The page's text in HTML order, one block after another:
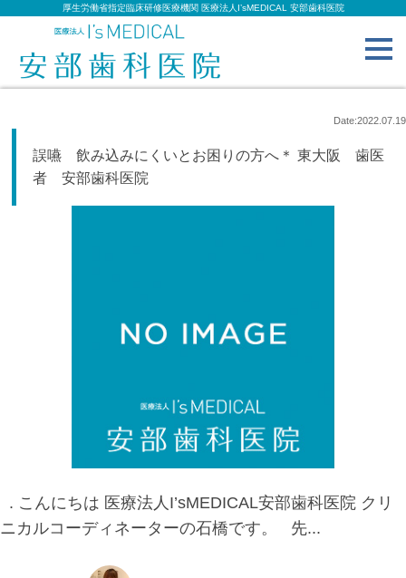
厚生労働省指定臨床研修医療機関 医療法人I’sMEDICAL 安部歯科医院
Date:2022.07.19
誤嚥 飲み込みにくいとお困りの方へ＊ 東大阪 歯医
者 安部歯科医院
. こんにちは 医療法人I’sMEDICAL安部歯科医院 クリ
ニカルコーディネーターの石橋です。 先...